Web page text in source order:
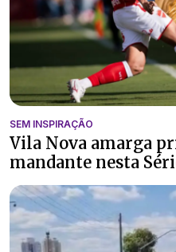
SEM INSPIRAÇÃO
Vila Nova amarga
mandante nesta